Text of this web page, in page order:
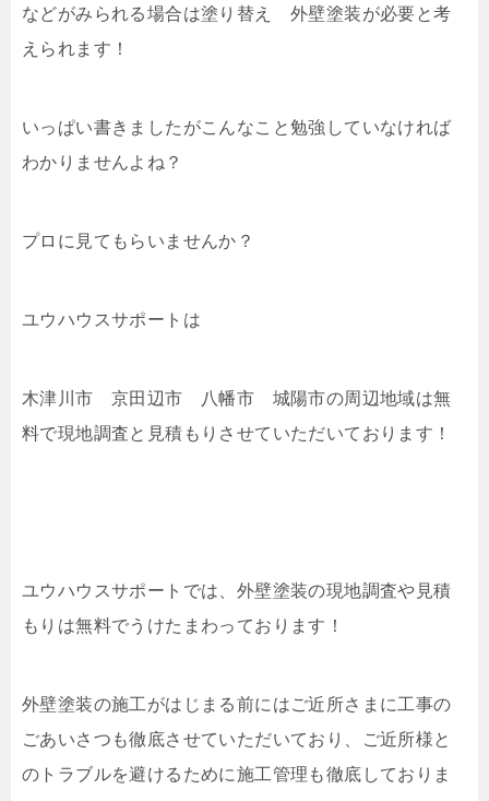
などがみられる場合は塗り替え 外壁塗装が必要と考
えられます！
いっぱい書きましたがこんなこと勉強していなければ
わかりませんよね？
プロに見てもらいませんか？
ユウハウスサポートは
木津川市 京田辺市 八幡市 城陽市の周辺地域は無
料で現地調査と見積もりさせていただいております！
ユウハウスサポートでは、外壁塗装の現地調査や見積
もりは無料でうけたまわっております！
外壁塗装の施工がはじまる前にはご近所さまに工事の
ごあいさつも徹底させていただいており、ご近所様と
のトラブルを避けるために施工管理も徹底しておりま